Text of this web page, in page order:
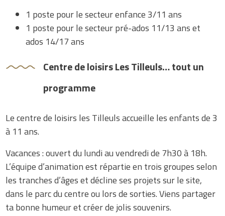
1 poste pour le secteur enfance 3/11 ans
1 poste pour le secteur pré-ados 11/13 ans et
ados 14/17 ans
Centre de loisirs Les Tilleuls… tout un
programme
Le centre de loisirs les Tilleuls accueille les enfants de 3
à 11 ans.
Vacances : ouvert du lundi au vendredi de 7h30 à 18h.
L’équipe d’animation est répartie en trois groupes selon
les tranches d’âges et décline ses projets sur le site,
dans le parc du centre ou lors de sorties. Viens partager
ta bonne humeur et créer de jolis souvenirs.